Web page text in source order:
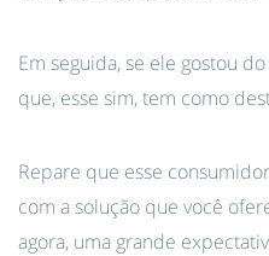
Em seguida, se ele gostou
que, esse sim, tem como
Repare que esse
com a solução que você
agora, uma grande